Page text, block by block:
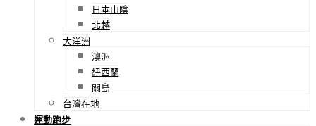
日本山陰
北越
大洋洲
澳洲
紐西蘭
關島
台灣在地
運動跑步